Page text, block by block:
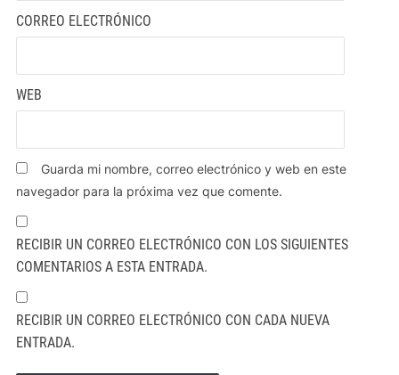
CORREO ELECTRÓNICO
WEB
Guarda mi nombre, correo electrónico y web en este
navegador para la próxima vez que comente.
RECIBIR UN CORREO ELECTRÓNICO CON LOS SIGUIENTES
COMENTARIOS A ESTA ENTRADA.
RECIBIR UN CORREO ELECTRÓNICO CON CADA NUEVA
ENTRADA.